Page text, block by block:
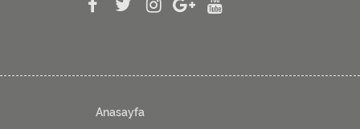
Anasayfa